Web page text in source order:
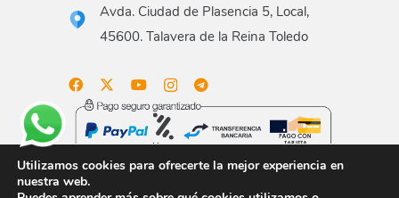
Avda. Ciudad de Plasencia 5, Local,
45600. Talavera de la Reina Toledo
Utilizamos cookies para ofrecerte la mejor experiencia en
nuestra web.